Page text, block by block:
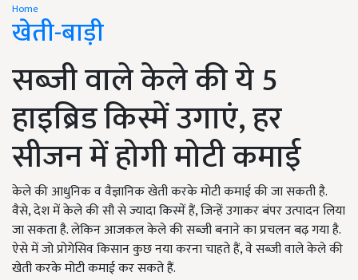
Home
खेती-बाड़ी
सब्जी वाले केले की ये 5
हाइब्रिड किस्में उगाएं, हर
सीजन में होगी मोटी कमाई
केले की आधुनिक व वैज्ञानिक खेती करके मोटी कमाई की जा सकती है.
वैसे, देश में केले की सौ से ज्यादा किस्में हैं, जिन्हें उगाकर बंपर उत्पादन लिया
जा सकता है. लेकिन आजकल केले की सब्जी बनाने का प्रचलन बढ़ गया है.
ऐसे में जो प्रोगेसिव किसान कुछ नया करना चाहते हैं, वे सब्जी वाले केले की
खेती करके मोटी कमाई कर सकते हैं.